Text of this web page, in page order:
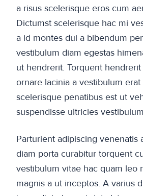
a risus scelerisque eros cum
Dictumst scelerisque hac mi
a id montes dui a bibendum
vestibulum diam egestas
ut hendrerit. Torquent
ornare lacinia a vestibulum
scelerisque penatibus est ut
suspendisse ultricies
Parturient adipiscing venenatis
diam porta curabitur torquent
vestibulum vitae hac quam leo
magnis a ut inceptos. A varius